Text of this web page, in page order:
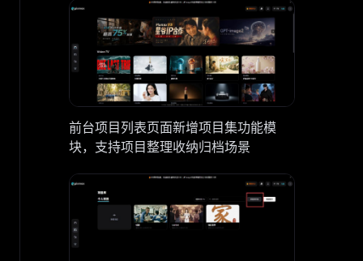
前台项目列表页面新增项目集功能模
块，支持项目整理收纳归档场景